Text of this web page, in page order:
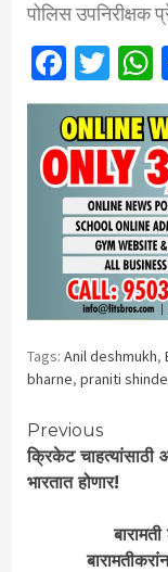
पोलिस उपनिरीक्षक
Tags: Anil deshmukh,
bharne, praniti shinde
Reading
Previous
क्रिकेट
भारतात होणार!